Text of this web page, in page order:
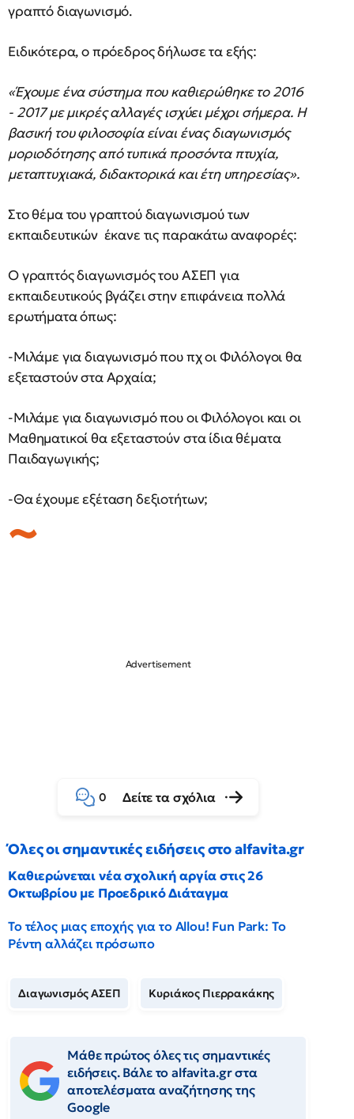
γραπτό διαγωνισμό.
Ειδικότερα, ο πρόεδρος δήλωσε τα εξής:
«Έχουμε ένα σύστημα που καθιερώθηκε το 2016
- 2017 με μικρές αλλαγές ισχύει μέχρι σήμερα. Η
βασική του φιλοσοφία είναι ένας διαγωνισμός
μοριοδότησης από τυπικά προσόντα πτυχία,
μεταπτυχιακά, διδακτορικά και έτη υπηρεσίας».
Στο θέμα του γραπτού διαγωνισμού των
εκπαιδευτικών έκανε τις παρακάτω αναφορές:
Ο γραπτός διαγωνισμός του ΑΣΕΠ για
εκπαιδευτικούς βγάζει στην επιφάνεια πολλά
ερωτήματα όπως:
-Μιλάμε για διαγωνισμό που πχ οι Φιλόλογοι θα
εξεταστούν στα Αρχαία;
-Μιλάμε για διαγωνισμό που οι Φιλόλογοι και οι
Μαθηματικοί θα εξεταστούν στα ίδια θέματα
Παιδαγωγικής;
-Θα έχουμε εξέταση δεξιοτήτων;
0 Δείτε τα σχόλια
Όλες οι σημαντικές ειδήσεις στο alfavita.gr
Καθιερώνεται νέα σχολική αργία στις 26
Οκτωβρίου με Προεδρικό Διάταγμα
Το τέλος μιας εποχής για το Allou! Fun Park: Το
Ρέντη αλλάζει πρόσωπο
Διαγωνισμός ΑΣΕΠ Κυριάκος Πιερρακάκης
Μάθε πρώτος όλες τις σημαντικές
ειδήσεις. Βάλε το alfavita.gr στα
αποτελέσματα αναζήτησης της
Google